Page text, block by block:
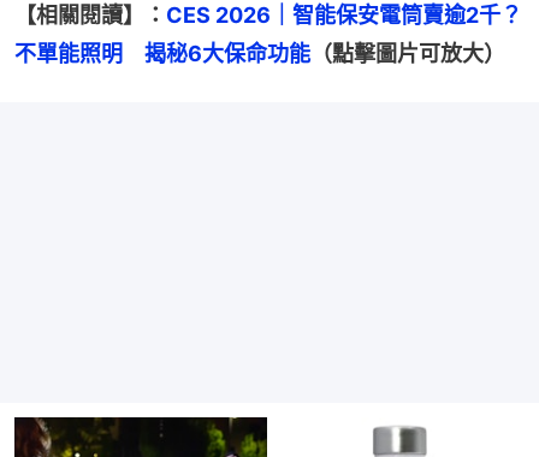
【相關閱讀】： CES 2026｜智能保安電筒賣逾2千？
不單能照明　揭秘6大保命功能（點擊圖片可放大）